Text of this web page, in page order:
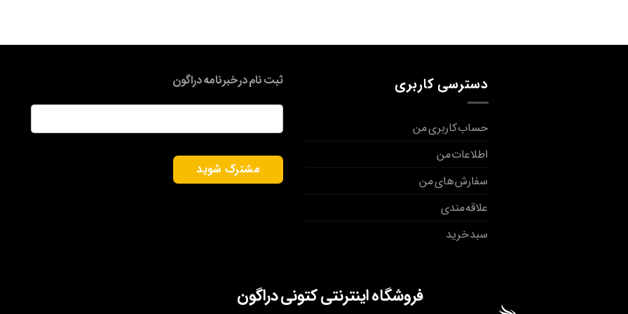
دسترسی کاربری
حساب کاربری من
اطلاعات من
سفارش های من
علاقه مندی
سبد خرید
ثبت نام در خبرنامه دراگون
ایمیل*
فروشگاه اینترنتی کتونی دراگون